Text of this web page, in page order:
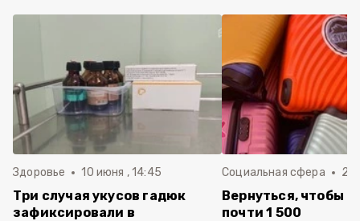
Здоровье 10 июня , 14:45
Три случая укусов гадюк
зафиксировали в
Социальная сфера 20
Вернуться, чтобы
почти 1 500